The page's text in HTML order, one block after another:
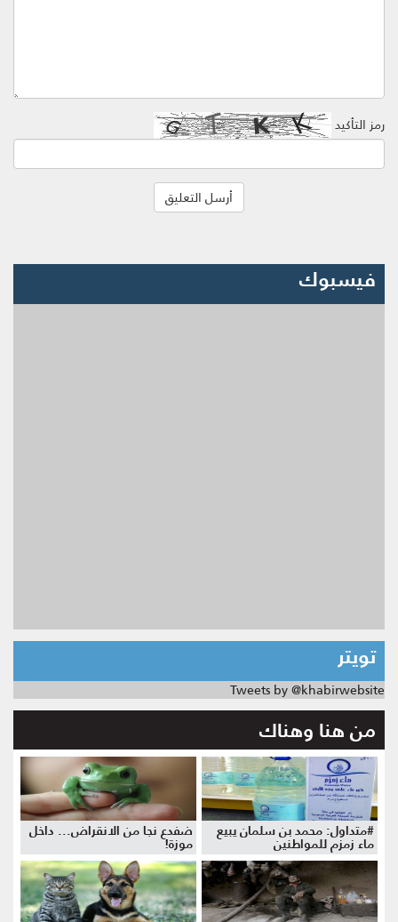
رمز التأكيد
فيسبوك
تويتر
Tweets by @khabirwebsite
من هنا وهناك
#متداول: محمد بن سلمان يبيع
ماء زمزم للمواطنين
ضفدع نجا من الانقراض... داخل
موزة!